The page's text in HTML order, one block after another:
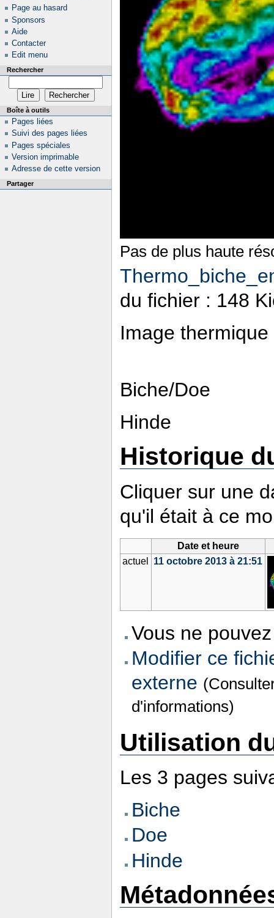
Pas de plus haute
du fichier : 148
Image
Biche/Doe
Hinde
Historique
Cliquer sur une
qu'il était à ce
Date et heure
actuel
11 octobre 2013 à 21:51
Vous ne
Modifier ce
externe
d'informations)
Utilisation
Les 3 pages
Biche
Doe
Hinde
Page au hasard
Sponsors
Aide
Contacter
Edit menu
Rechercher
Boîte à outils
Pages liées
Suivi des pages liées
Pages spéciales
Version imprimable
Adresse de cette version
Partager